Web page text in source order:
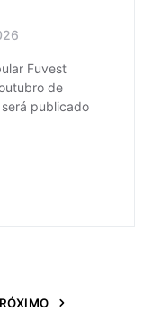
Fuvest
de
publicado
de